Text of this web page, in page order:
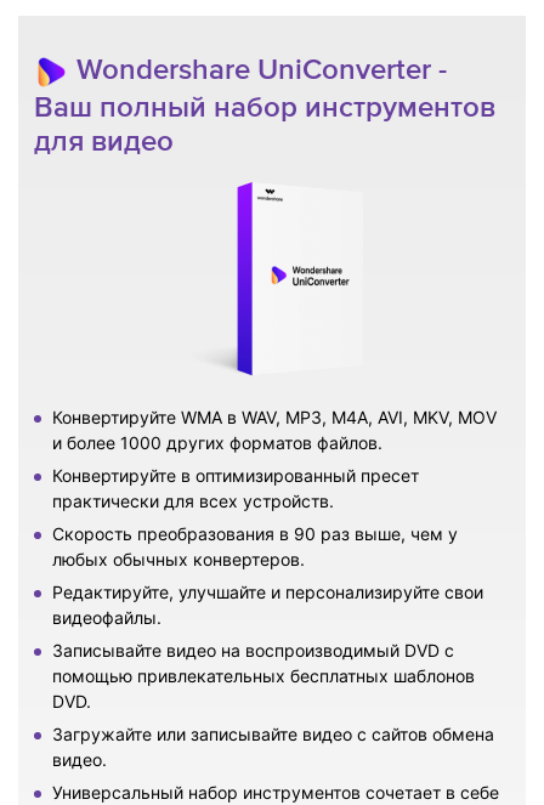
Wondershare UniConverter -
Ваш полный набор инструментов
для видео
Конвертируйте WMA в WAV, MP3, M4A, AVI, MKV, MOV
и более 1000 других форматов файлов.
Конвертируйте в оптимизированный пресет
практически для всех устройств.
Скорость преобразования в 90 раз выше, чем у
любых обычных конвертеров.
Редактируйте, улучшайте и персонализируйте свои
видеофайлы.
Записывайте видео на воспроизводимый DVD с
помощью привлекательных бесплатных шаблонов
DVD.
Загружайте или записывайте видео с сайтов обмена
видео.
Универсальный набор инструментов сочетает в себе